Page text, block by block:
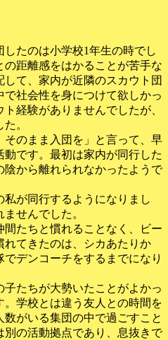
たのは小学校1年生の時でし
の距離感をはかることが苦手な
て、 家内が近隣のスカウト団
で社会性を身につけて欲しかっ
経験がありませんでしたが、
。
のまま入団を」と言って、 早
です。 最初は家内が同行した
陰から離れられなかったようで
が同行するようになりまし
せんでした。
たちと慣れることなく、
ビー
てきたのは、シカあたりか
デンコーチをするまでになり
子たちが大勢いたことがよかっ
。学校とは違う友人との時間を
数がいる集団の中で過ごすこと
の活動拠点であり、 息抜きで